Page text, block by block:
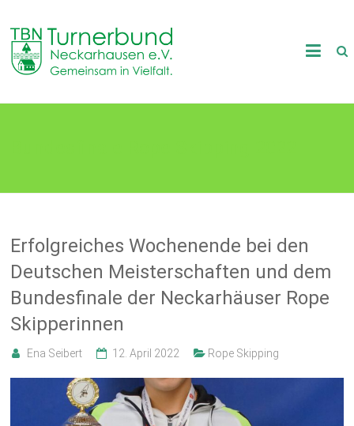
content
TB
Neckarhausen
in
Erfolgreiches Wochenende bei den
Deutschen Meisterschaften und dem
Bundesfinale der Neckarhäuser Rope
Skipperinnen
Ena Seibert 12. April 2022 Rope Skipping